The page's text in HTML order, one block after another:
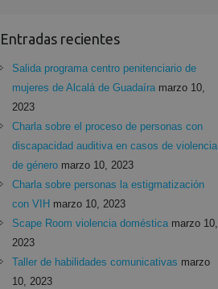
Entradas recientes
Salida programa centro penitenciario de
mujeres de Alcalá de Guadaíra marzo 10,
2023
Charla sobre el proceso de personas con
discapacidad auditiva en casos de violencia
de género marzo 10, 2023
Charla sobre personas la estigmatización
con VIH marzo 10, 2023
Scape Room violencia doméstica marzo 10,
2023
Taller de habilidades comunicativas marzo
10, 2023